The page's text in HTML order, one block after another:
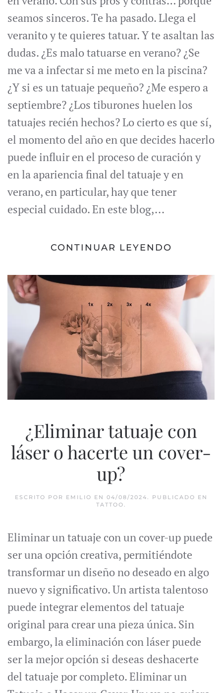
seamos sinceros. Te ha pasado. Llega el
veranito y te quieres tatuar. Y te asaltan las
dudas. ¿Es malo tatuarse en verano? ¿Se
me va a infectar si me meto en la piscina?
¿Y si es un tatuaje pequeño? ¿Me espero a
septiembre? ¿Los tiburones huelen los
tatuajes recién hechos? Lo cierto es que sí,
el momento del año en que decides hacerlo
puede influir en el proceso de curación y
en la apariencia final del tatuaje y en
verano, en particular, hay que tener
especial cuidado. En este blog,...
CONTINUAR LEYENDO
¿Eliminar tatuaje con
láser o hacerte un cover-
up?
ESCRITO POR EMILIO EN 04/08/2024
. PUBLICADO EN
TATTOO
Eliminar un tatuaje con un cover-up puede
ser una opción creativa, permitiéndote
transformar un diseño no deseado en algo
nuevo y significativo. Un artista talentoso
puede integrar elementos del tatuaje
original para crear una pieza única. Sin
embargo, la eliminación con láser puede
ser la mejor opción si deseas deshacerte
del tatuaje por completo. Eliminar un